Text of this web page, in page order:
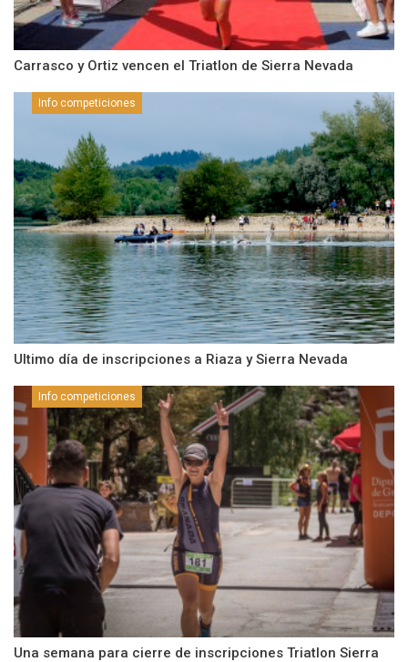
Carrasco y Ortiz vencen el Triatlon de Sierra Nevada
Info competiciones
Ultimo día de inscripciones a Riaza y Sierra Nevada
Info competiciones
Una semana para cierre de inscripciones Triatlon Sierra